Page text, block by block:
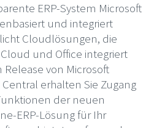
ERP-System Microsoft
und integriert
Cloudlösungen, die
und Office integriert
von Microsoft
erhalten Sie Zugang
der neuen
ERP-Lösung für Ihr